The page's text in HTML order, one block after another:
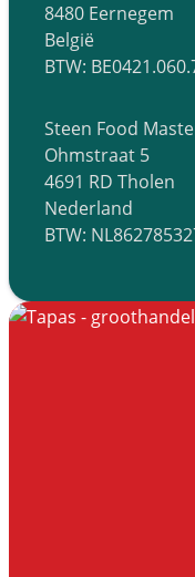
8480 Eernegem
België
BTW:
Steen Food
Ohmstraat 5
4691 RD Tholen
Nederland
BTW: